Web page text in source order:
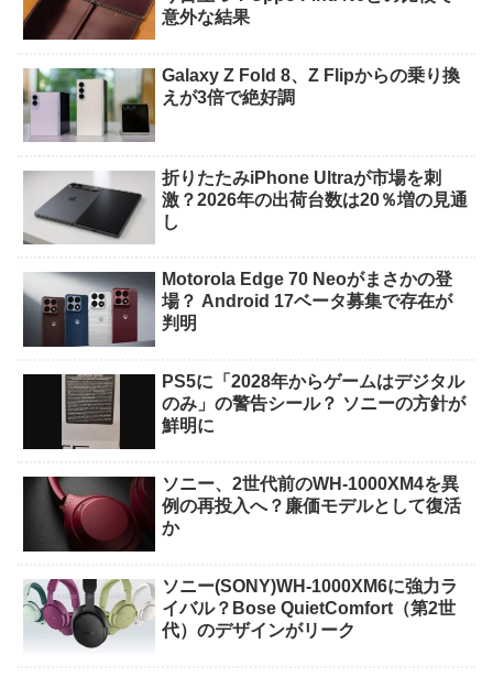
意外な結果
Galaxy Z Fold 8、Z Flipからの乗り換
えが3倍で絶好調
折りたたみiPhone Ultraが市場を刺
激？2026年の出荷台数は20％増の見通
し
Motorola Edge 70 Neoがまさかの登
場？ Android 17ベータ募集で存在が
判明
PS5に「2028年からゲームはデジタル
のみ」の警告シール？ ソニーの方針が
鮮明に
ソニー、2世代前のWH-1000XM4を異
例の再投入へ？廉価モデルとして復活
か
ソニー(SONY)WH-1000XM6に強力ラ
イバル？Bose QuietComfort（第2世
代）のデザインがリーク